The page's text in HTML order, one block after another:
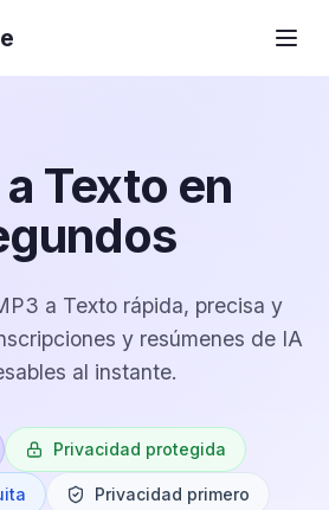
Texto en
a Texto rápida, precisa y
y resúmenes de IA
al instante.
Privacidad protegida
Privacidad primero